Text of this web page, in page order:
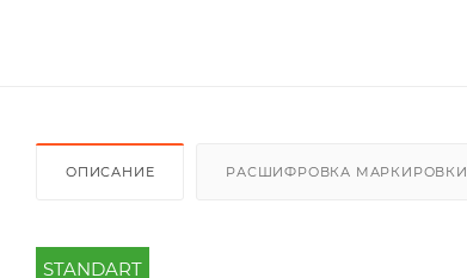
ОПИСАНИЕ РАСШИФРОВКА МАРКИРОВКИ
STANDART